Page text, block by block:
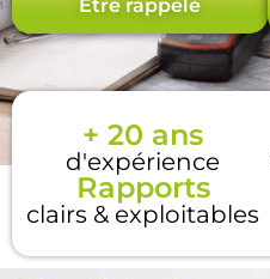
Être rappelé
+ 20 ans
d'expérience
Rapports
clairs & exploitables